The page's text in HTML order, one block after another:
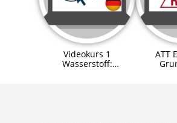
Videokurs 1
Wasserstoff:
ATT